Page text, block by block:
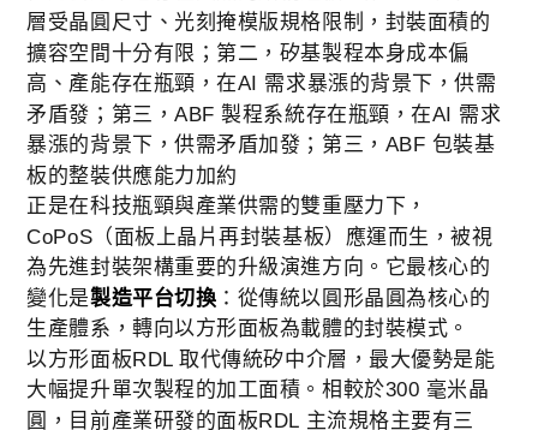
層受晶圓尺寸、光刻掩模版規格限制，封裝面積的
擴容空間十分有限；第二，矽基製程本身成本偏
高、產能存在瓶頸，在AI 需求暴漲的背景下，供需
矛盾發；第三，ABF 製程系統存在瓶頸，在AI 需求
暴漲的背景下，供需矛盾加發；第三，ABF 包裝基
板的整裝供應能力加約
正是在科技瓶頸與產業供需的雙重壓力下，
CoPoS（面板上晶片再封裝基板）應運而生，被視
為先進封裝架構重要的升級演進方向。它最核心的
變化是製造平台切換 ：從傳統以圓形晶圓為核心的
生產體系，轉向以方形面板為載體的封裝模式。
以方形面板RDL 取代傳統矽中介層，最大優勢是能
大幅提升單次製程的加工面積。相較於300 毫米晶
圓，目前產業研發的面板RDL 主流規格主要有三